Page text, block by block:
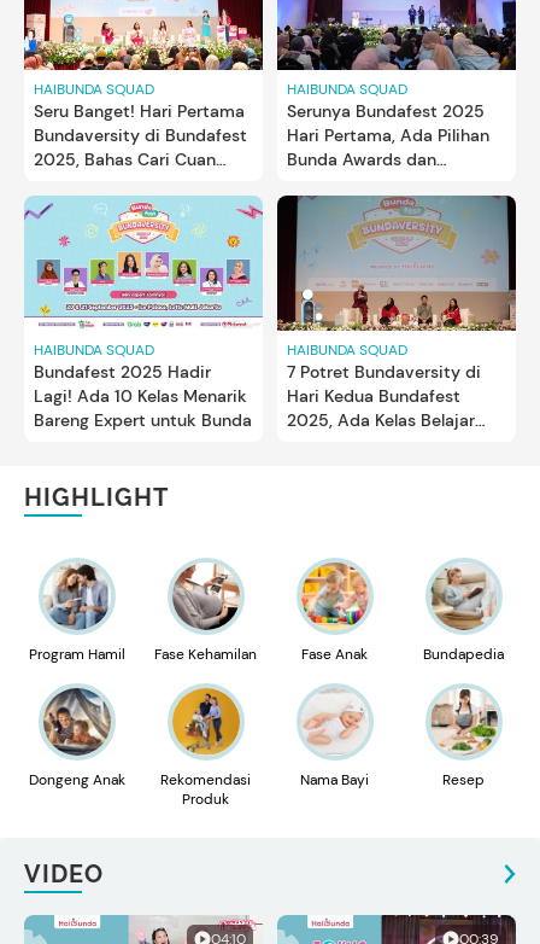
HAIBUNDA SQUAD
Seru Banget! Hari Pertama
Bundaversity di Bundafest
2025, Bahas Cari Cuan
Expert
HAIBUNDA SQUAD
Serunya Bundafest 2025
Hari Pertama, Ada Pilihan
Bunda Awards dan
HAIBUNDA SQUAD
Bundafest 2025 Hadir
Lagi! Ada 10 Kelas Menarik
Bareng Expert untuk Bunda
HAIBUNDA SQUAD
7 Potret Bundaversity di
Hari Kedua Bundafest
2025, Ada Kelas Belajar
HIGHLIGHT
Program Hamil Fase Kehamilan Fase Anak Bundapedia
Dongeng Anak
Rekomendasi
Produk
Nama Bayi Resep
VIDEO
04:10 00:39